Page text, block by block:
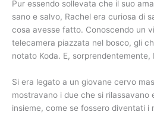
Pur essendo sollevata che il suo
sano e salvo, Rachel era curiosa di
cosa avesse fatto. Conoscendo un
telecamera piazzata nel bosco, gli
notato Koda. E, sorprendentemente,
Si era legato a un giovane cervo
mostravano i due che si rilassavano
insieme, come se fossero diventati i